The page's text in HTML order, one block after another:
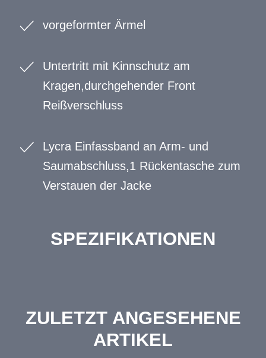
vorgeformter Ärmel
Untertritt mit Kinnschutz am
Kragen,durchgehender Front
Reißverschluss
Lycra Einfassband an Arm- und
Saumabschluss,1 Rückentasche zum
Verstauen der Jacke
SPEZIFIKATIONEN
ZULETZT ANGESEHENE
ARTIKEL